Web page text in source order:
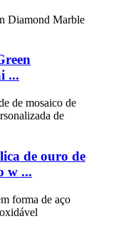
...
de ouro de
w ...